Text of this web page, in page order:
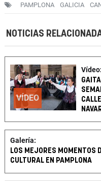
PAMPLONA GALICIA
NOTICIAS
VÍDEO
Vídeo:
Galería:
LOS MEJORES MOMENTOS
CULTURAL EN PAMPLONA